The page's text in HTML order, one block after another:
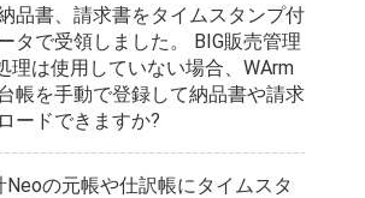
品書、請求書をタイムスタンプ付
タで受領しました。 BIG販売管理
理は使用していない場合、WArm
帳を手動で登録して納品書や請求
ードできますか?
Neoの元帳や仕訳帳にタイムスタ